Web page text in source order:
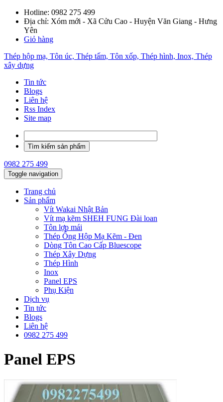
Hotline: 0982 275 499
Địa chỉ: Xóm mới - Xã Cửu Cao - Huyện Văn Giang - Hưng
Yên
Giỏ hàng
Thép hộp mạ, Tôn úc, Thép tấm, Tôn xốp, Thép hình, Inox, Thép
xây dựng
Tin tức
Blogs
Liên hệ
Rss Index
Site map
0982 275 499
Toggle navigation
Trang chủ
Sản phẩm
Vít Wakai Nhật Bản
Vít mạ kẽm SHEH FUNG Đài loan
Tôn lợp mái
Thép Ống Hộp Mạ Kẽm - Đen
Dòng Tôn Cao Cấp Bluescope
Thép Xây Dựng
Thép Hình
Inox
Panel EPS
Phụ Kiện
Dịch vụ
Tin tức
Blogs
Liên hệ
0982 275 499
Panel EPS